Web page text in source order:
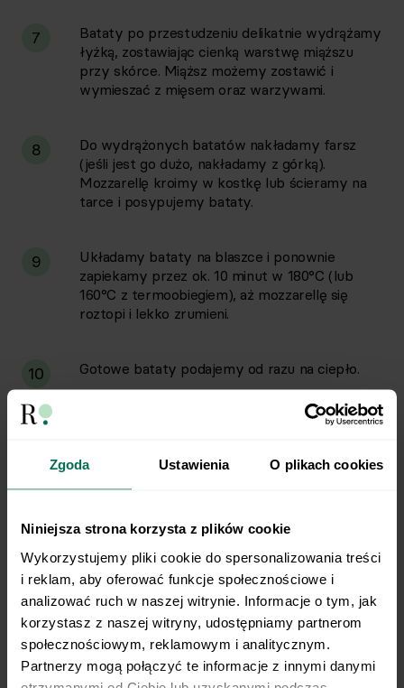
Zgoda Ustawienia O plikach cookies
Niniejsza strona korzysta z plików cookie
Wykorzystujemy pliki cookie do spersonalizowania treści
i reklam, aby oferować funkcje społecznościowe i
analizować ruch w naszej witrynie. Informacje o tym, jak
korzystasz z naszej witryny, udostępniamy partnerom
społecznościowym, reklamowym i analitycznym.
Partnerzy mogą połączyć te informacje z innymi danymi
7
Bataty po przestudzeniu delikatnie wydrążamy
łyżką, zostawiając cienką warstwę miąższu
przy skórce. Miąższ możemy zostawić i
wymieszać z mięsem oraz warzywami.
8
Do wydrążonych batatów nakładamy farsz
(jeśli jest go dużo, nakładamy z górką).
Mozzarellę kroimy w kostkę lub ścieramy na
tarce i posypujemy bataty.
9
Układamy bataty na blaszce i ponownie
zapiekamy przez ok. 10 minut w 180°C (lub
160°C z termoobiegiem), aż mozzarellę się
roztopi i lekko zrumieni.
10 Gotowe bataty podajemy od razu na ciepło.
Przepis na pyszne i sycące bataty
faszerowane
Aż 38 gramów białka w porcji, sporo warzyw i
zbalansowany smak. Właśnie takie są
batatyod Respo, które stanowią świetny pomysł na
sycący i pożywny obiad. To również doskonały pomysł
na posiłek dla rodziny oraz do zabrania do
pracowniczego lunchboxa. Sprawdź, a na pewno na
dłużej zagości w Twoim menu.
Bataty faszerowane kurczakiem na